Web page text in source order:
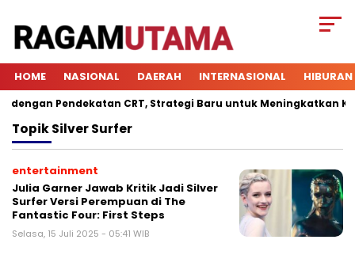
HOME NASIONAL DAERAH INTERNASIONAL HIBURAN
Pendekatan CRT, Strategi Baru untuk Meningkatkan
TopikSilver Surfer
entertainment
Julia Garner Jawab Kritik Jadi Silver
Surfer Versi Perempuan di The
Fantastic Four: First Steps
Selasa, 15 Juli 2025 - 05:41 WIB